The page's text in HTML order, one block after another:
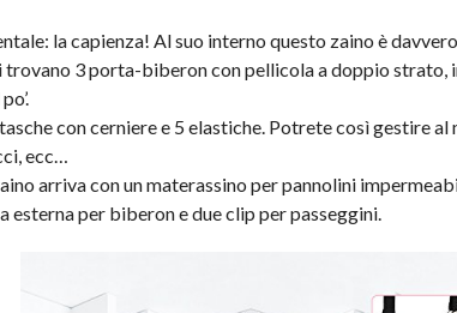
la capienza! Al suo interno questo zaino è
trovano 3 porta-biberon con pellicola a doppio strato,
con cerniere e 5 elastiche. Potrete così gestire
ecc…
arriva con un materassino per pannolini
esterna per biberon e due clip per passeggini.